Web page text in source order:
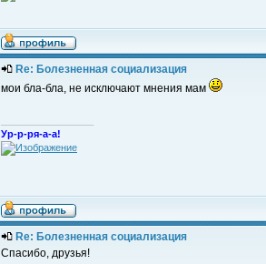
Re: Болезненная социализация
мои бла-бла, не исключают мнения мам
Ур-р-ря-а-а!
Re: Болезненная социализация
Спасибо, друзья!